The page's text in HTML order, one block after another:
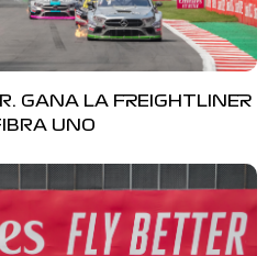
GANA LA FREIGHTLINER
UNO